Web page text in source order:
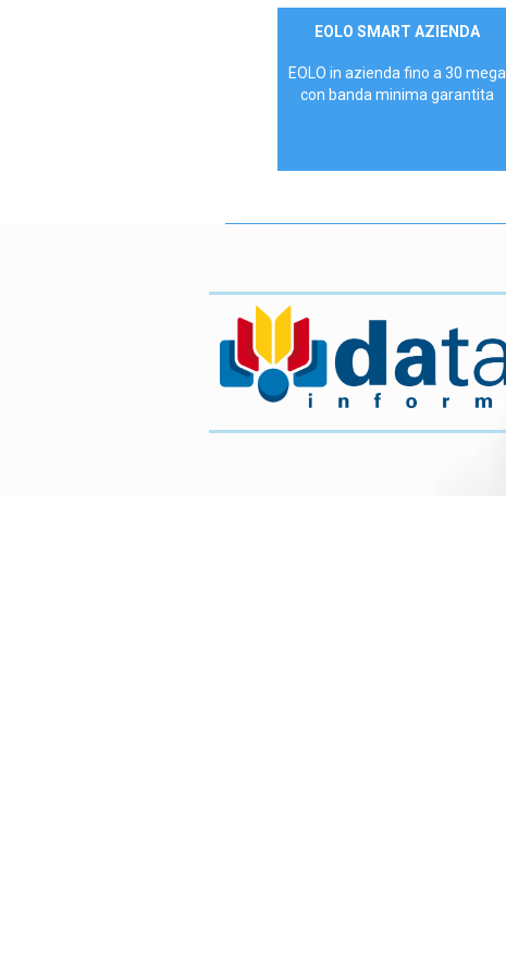
Contattaci
EOLO SMART AZIENDA
EOLO in azienda fino a 30 mega
con banda minima garantita